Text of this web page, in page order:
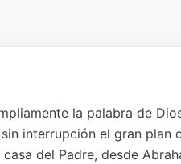
la palabra de
interrupción el gran plan
del Padre, desde